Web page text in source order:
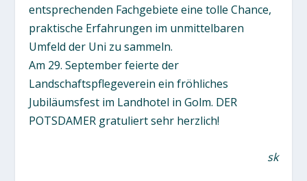
entsprechenden Fachgebiete eine tolle Chance,
praktische Erfahrungen im unmittelbaren
Umfeld der Uni zu sammeln.
Am 29. September feierte der
Landschaftspflegeverein ein fröhliches
Jubiläumsfest im Landhotel in Golm. DER
POTSDAMER gratuliert sehr herzlich!
sk